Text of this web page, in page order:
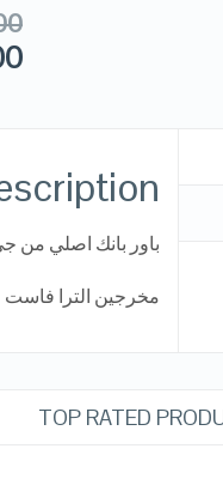
باور بانك اصلي من
مخرجين الترا فاست
TOP RATED